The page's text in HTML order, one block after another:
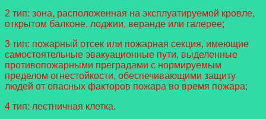
2 тип: зона, расположенная на эксплуатируемой кровле,
открытом балконе, лоджии, веранде или галерее;
3 тип: пожарный отсек или пожарная секция, имеющие
самостоятельные эвакуационные пути, выделенные
противопожарными преградами с нормируемым
пределом огнестойкости, обеспечивающими защиту
людей от опасных факторов пожара во время пожара;
4 тип: лестничная клетка.